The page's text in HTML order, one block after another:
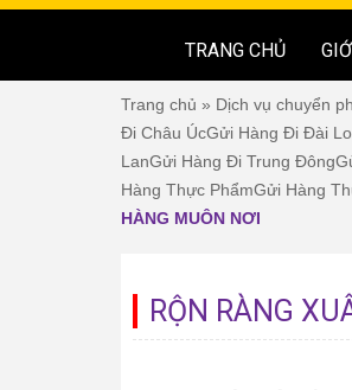
TRANG CHỦ
Trang chủ » Dịch vụ chuyển
Đi Châu ÚcGửi Hàng Đi Đài
LanGửi Hàng Đi Trung Đông
Hàng Thực PhẩmGửi Hàng
HÀNG MUÔN NƠI
RỘN RÀNG